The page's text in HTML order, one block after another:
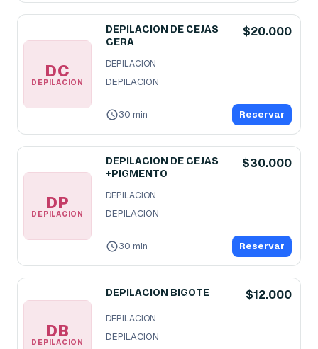
DC
DEPILACION
DEPILACION DE CEJAS
CERA
$20.000
DEPILACION
DEPILACION
30 min Reservar
DP
DEPILACION
DEPILACION DE CEJAS
+PIGMENTO
$30.000
DEPILACION
DEPILACION
30 min Reservar
DB
DEPILACION
DEPILACION BIGOTE $12.000
DEPILACION
DEPILACION